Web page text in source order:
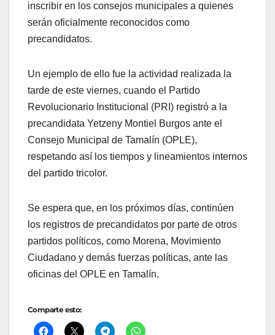
inscribir en los consejos municipales a quienes
serán oficialmente reconocidos como
precandidatos.
Un ejemplo de ello fue la actividad realizada la
tarde de este viernes, cuando el Partido
Revolucionario Institucional (PRI) registró a la
precandidata Yetzeny Montiel Burgos ante el
Consejo Municipal de Tamalín (OPLE),
respetando así los tiempos y lineamientos internos
del partido tricolor.
Se espera que, en los próximos días, continúen
los registros de precandidatos por parte de otros
partidos políticos, como Morena, Movimiento
Ciudadano y demás fuerzas políticas, ante las
oficinas del OPLE en Tamalín.
Comparte esto: